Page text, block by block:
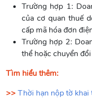
Trường hợp 1:
của cơ quan thuế
cấp mã hóa đơn
Trường hợp 2:
thể hoặc chuyển
Tìm hiểu thêm:
>>Thời hạn nộp tờ khai